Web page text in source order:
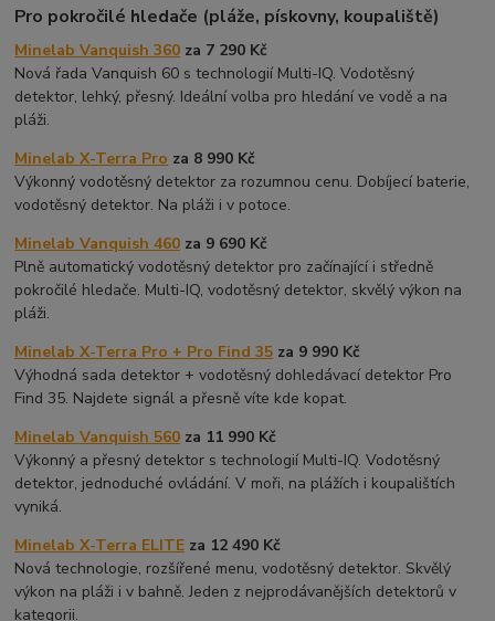
Pro pokročilé hledače (pláže, pískovny, koupaliště)
Minelab Vanquish 360 za 7 290 Kč
Nová řada Vanquish 60 s technologií Multi-IQ. Vodotěsný
detektor, lehký, přesný. Ideální volba pro hledání ve vodě a na
pláži.
Minelab X-Terra Pro za 8 990 Kč
Výkonný vodotěsný detektor za rozumnou cenu. Dobíjecí baterie,
vodotěsný detektor. Na pláži i v potoce.
Minelab Vanquish 460 za 9 690 Kč
Plně automatický vodotěsný detektor pro začínající i středně
pokročilé hledače. Multi-IQ, vodotěsný detektor, skvělý výkon na
pláži.
Minelab X-Terra Pro + Pro Find 35 za 9 990 Kč
Výhodná sada detektor + vodotěsný dohledávací detektor Pro
Find 35. Najdete signál a přesně víte kde kopat.
Minelab Vanquish 560 za 11 990 Kč
Výkonný a přesný detektor s technologií Multi-IQ. Vodotěsný
detektor, jednoduché ovládání. V moři, na plážích i koupalištích
vyniká.
Minelab X-Terra ELITE za 12 490 Kč
Nová technologie, rozšířené menu, vodotěsný detektor. Skvělý
výkon na pláži i v bahně. Jeden z nejprodávanějších detektorů v
kategorii.